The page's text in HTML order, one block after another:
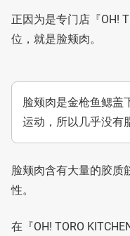
正因为是专门店『OH!
位，就是脸颊肉。
脸颊肉是金枪鱼鳃盖
运动，所以几乎没有
脸颊肉含有大量的胶质
性。
在『OH! TORO